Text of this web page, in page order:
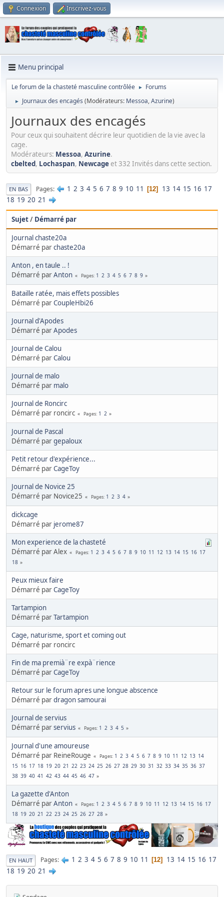
Connexion Inscrivez-vous
Menu principal
Le forum de la chasteté masculine contrôlée ► Forums
► Journaux des encagés (Modérateurs: Messoa,Azurine)
Journaux des encagés
Pour ceux qui souhaitent décrire leur quotidien de la vie avec la
cage.
Modérateurs: Messoa, Azurine.
cbelted, Lochaspan, Newcage et 332 Invités dans cette section.
EN BAS Pages 1 2 3 4 5 6 7 8 9 10 11 12 13 14 15 16 17
18 19 20 21
Sujet/ Démarré par
Journal chaste20a
Démarré parchaste20a
Anton , en taule .. !
Démarré parAnton Pages 1 2 3 4 5 6 7 8 9
Bataille ratée, mais effets possibles
Démarré parCoupleHbi26
Journal d'Apodes
Démarré parApodes
Journal de Calou
Démarré parCalou
Journal de malo
Démarré par malo
Journal de Roncirc
Démarré par roncirc
Pages 1 2
Journal de Pascal
Démarré pargepaloux
Petit retour d'expérience...
Démarré parCageToy
Journal de Novice 25
Démarré par Novice25
Pages 1 2 3 4
dickcage
Démarré par jerome87
Mon experience de la chasteté
Démarré par Alex
Pages 1 2 3 4 5 6 7 8 9 10 11 12 13 14 15 16 17
18
Peux mieux faire
Démarré parCageToy
Tartampion
Démarré parTartampion
Cage, naturisme, sport et coming out
Démarré par roncirc
Fin de ma premià¨re expà¨rience
Démarré parCageToy
Retour sur le forum apres une longue abscence
Démarré pardragon samourai
Journal de servius
Démarré parservius Pages 1 2 3 4 5
Journal d'une amoureuse
Démarré par ReineRouge
Pages 1 2 3 4 5 6 7 8 9 10 11 12 13 14
15 16 17 18 19 20 21 22 23 24 25 26 27 28 29 30 31 32 33 34 35 36 37
38 39 40 41 42 43 44 45 46 47
La gazette d'Anton
Démarré parAnton Pages 1 2 3 4 5 6 7 8 9 10 11 12 13 14 15 16 17
18 19 20 21 22 23 24 25 26 27 28
EN HAUT Pages 1 2 3 4 5 6 7 8 9 10 11 12 13 14 15 16 17
18 19 20 21